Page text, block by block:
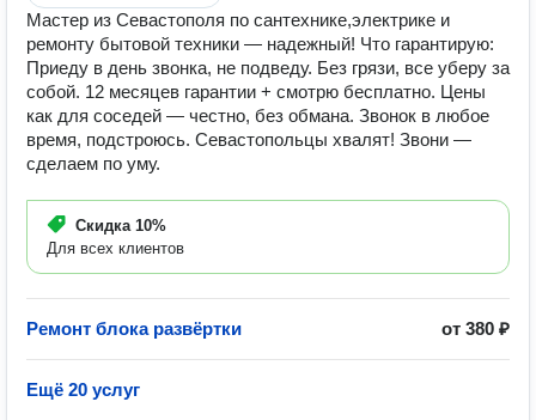
Мастер из Севастополя по сантехнике,электрике и
ремонту бытовой техники — надежный! Что гарантирую:
Приеду в день звонка, не подведу. Без грязи, все уберу за
собой. 12 месяцев гарантии + смотрю бесплатно. Цены
как для соседей — честно, без обмана. Звонок в любое
время, подстроюсь. Севастопольцы хвалят! Звони —
сделаем по уму.
Скидка 10%
Для всех клиентов
Ремонт блока развёртки от 380 ₽
Ещё 20 услуг